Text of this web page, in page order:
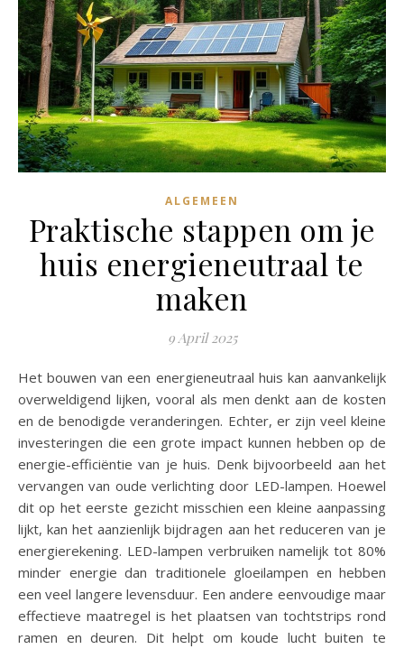
ALGEMEEN
Praktische stappen om je
huis energieneutraal te
maken
9 April 2025
Het bouwen van een energieneutraal huis kan aanvankelijk
overweldigend lijken, vooral als men denkt aan de kosten
en de benodigde veranderingen. Echter, er zijn veel kleine
investeringen die een grote impact kunnen hebben op de
energie-efficiëntie van je huis. Denk bijvoorbeeld aan het
vervangen van oude verlichting door LED-lampen. Hoewel
dit op het eerste gezicht misschien een kleine aanpassing
lijkt, kan het aanzienlijk bijdragen aan het reduceren van je
energierekening. LED-lampen verbruiken namelijk tot 80%
minder energie dan traditionele gloeilampen en hebben
een veel langere levensduur. Een andere eenvoudige maar
effectieve maatregel is het plaatsen van tochtstrips rond
ramen en deuren. Dit helpt om koude lucht buiten te